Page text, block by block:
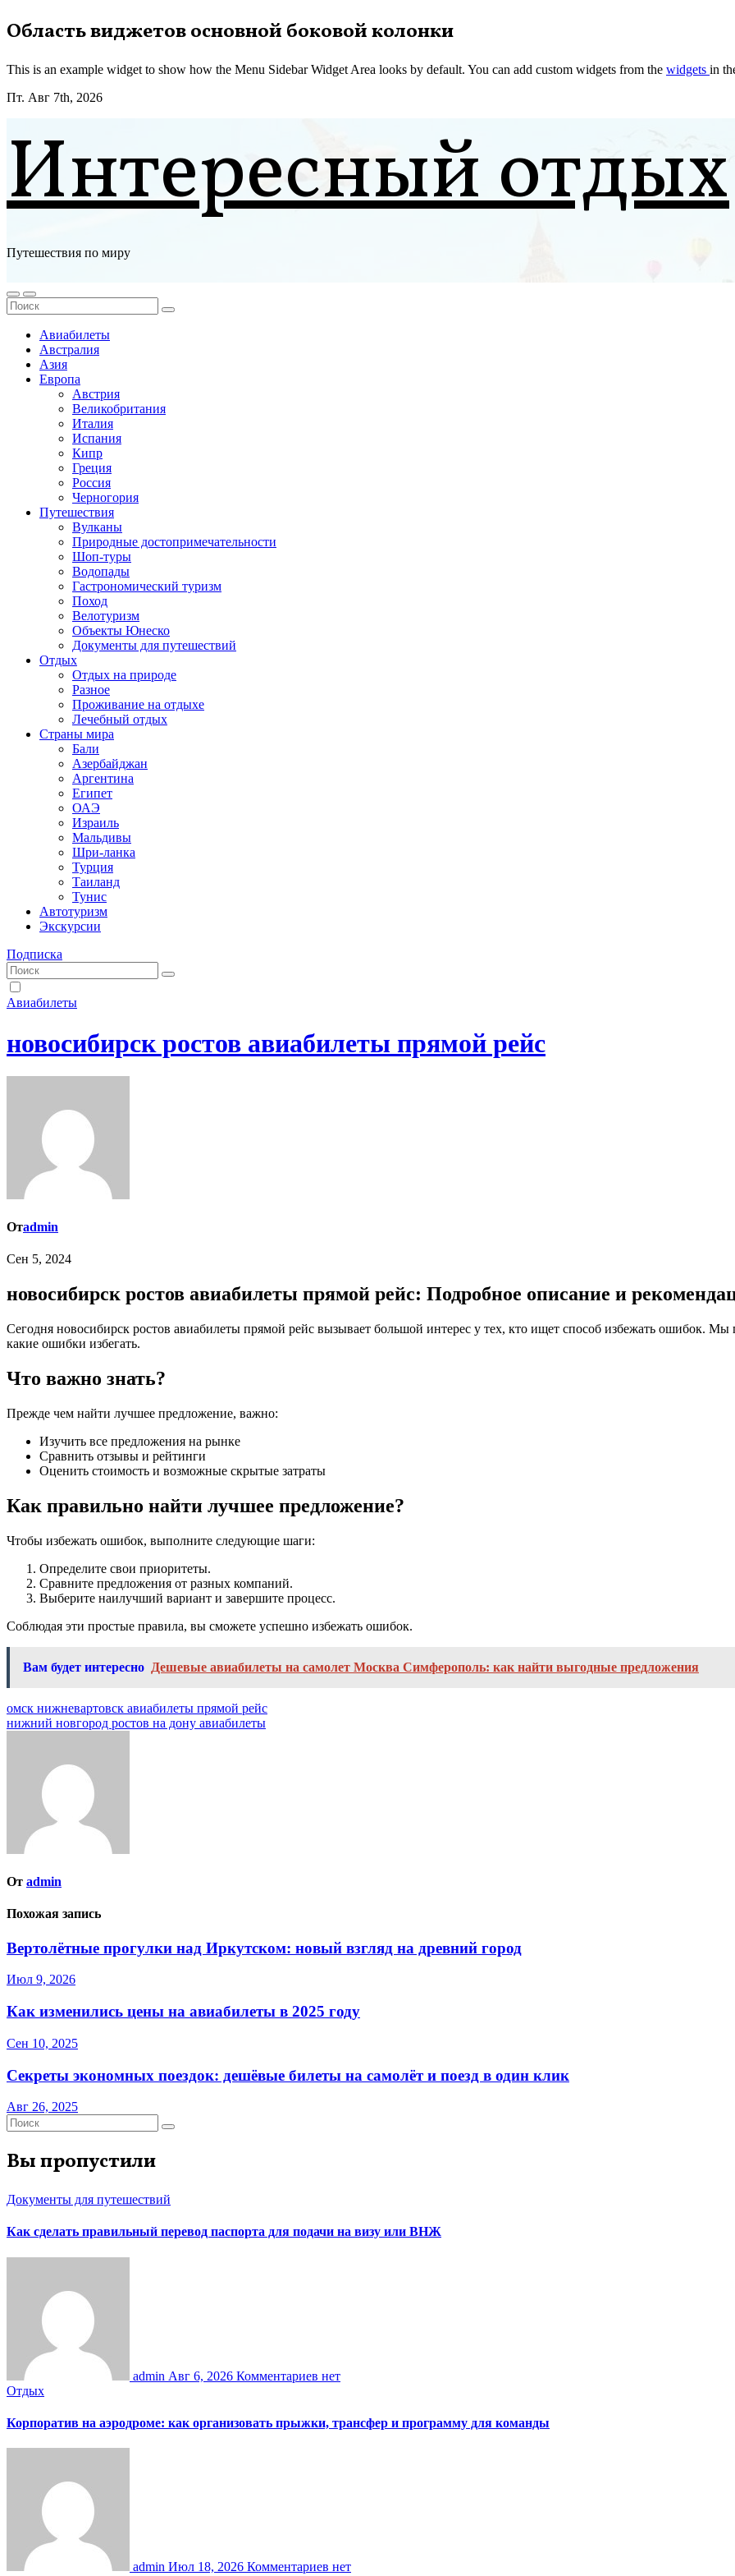
Перейти
к
Область виджетов основной боковой колонки
This is an example widget to show how the Menu Sidebar Widget Area looks by default. You can add custom widgets from the widgets in
Пт. Авг 7th, 2026
Интересный отдых
Путешествия по миру
Авиабилеты
Австралия
Азия
Европа
Австрия
Великобритания
Италия
Испания
Кипр
Греция
Россия
Черногория
Путешествия
Вулканы
Природные достопримечательности
Шоп-туры
Водопады
Гастрономический туризм
Поход
Велотуризм
Объекты Юнеско
Документы для путешествий
Отдых
Отдых на природе
Разное
Проживание на отдыхе
Лечебный отдых
Страны мира
Бали
Азербайджан
Аргентина
Египет
ОАЭ
Израиль
Мальдивы
Шри-ланка
Турция
Таиланд
Тунис
Автотуризм
Экскурсии
Подписка
Авиабилеты
новосибирск ростов авиабилеты прямой рейс
Отadmin
Сен 5, 2024
новосибирск ростов авиабилеты прямой рейс: Подробное описание и
Сегодня новосибирск ростов авиабилеты прямой рейс вызывает большой интерес у тех, кто ищет способ избежать ошибок. Мы подробно рассмотрим, как можно найти лучшее предложение и
какие ошибки избегать.
Что важно знать?
Прежде чем найти лучшее предложение, важно:
Изучить все предложения на рынке
Сравнить отзывы и рейтинги
Оценить стоимость и возможные скрытые затраты
Как правильно найти лучшее предложение?
Чтобы избежать ошибок, выполните следующие шаги:
Определите свои приоритеты.
Сравните предложения от разных компаний.
Выберите наилучший вариант и завершите процесс.
Соблюдая эти простые правила, вы сможете успешно избежать ошибок.
Вам будет интересно Дешевые авиабилеты на самолет Москва Симферополь: как найти выгодные предложения
Навигация
по
омск нижневартовск авиабилеты прямой рейс
нижний новгород ростов на дону авиабилеты
От admin
Похожая запись
Вертолётные прогулки над Иркутском: новый взгляд на древний город
Июл 9, 2026
Как изменились цены на авиабилеты в 2025 году
Сен 10, 2025
Секреты экономных поездок: дешёвые билеты на самолёт и поезд в один клик
Авг 26, 2025
Вы пропустили
Документы для путешествий
Как сделать правильный перевод паспорта для подачи на визу или ВНЖ
admin Авг 6, 2026 Комментариев нет
Отдых
Корпоратив на аэродроме: как организовать прыжки, трансфер и программу для команды
admin Июл 18, 2026 Комментариев нет